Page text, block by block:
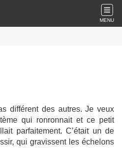
MENU
différent des autres. Je veux
qui ronronnait et ce petit
parfaitement. C’était un de
qui gravissent les échelons